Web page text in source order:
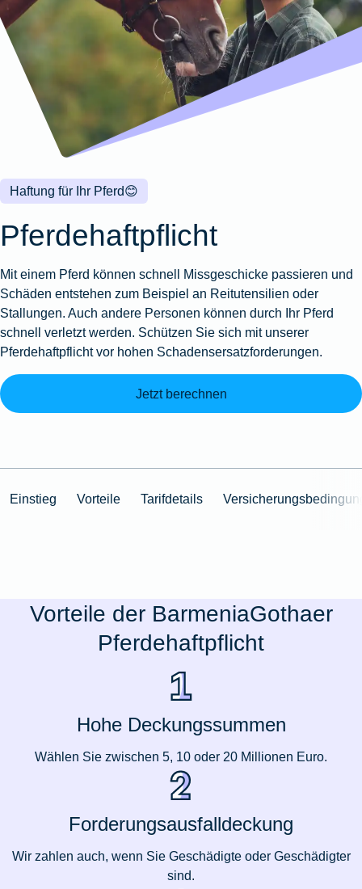
Wohnungsschutzbrief
Produktübersicht
Gewässerschadenhaftpflicht
Produktübersicht
Reisehaftpflichtversicherung
Reiserücktrittsversicherung
Produktübersicht
Produktübersicht
Produktübersicht
Produktübersicht
Montageversicherung
Produktübersicht
Gruppenunfall für
Gruppenunfall für
Produktübersicht
Kunstversicherung
Ausstellungsversicherung
Valorenversicherung
Oldtimersammlungsversicherung
Zur
😊
Haftung für Ihr Pferd
Pferdehaftpflicht
Mit einem Pferd können schnell Missgeschicke passieren und
Schäden entstehen zum Beispiel an Reitutensilien oder
Stallungen. Auch andere Personen können durch Ihr Pferd
schnell verletzt werden. Schützen Sie sich mit unserer
Pferdehaftpflicht vor hohen Schadensersatzforderungen.
Jetzt berechnen
Einstieg Vorteile Tarifdetails
Vorteile der BarmeniaGothaer
Pferdehaftpflicht
Hohe Deckungssummen
Wählen Sie zwischen 5, 10 oder 20 Millionen Euro.
Forderungsausfalldeckung
Wir zahlen auch, wenn Sie Geschädigte oder Geschädigter
sind.